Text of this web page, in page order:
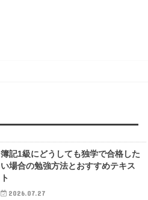
簿記1級にどうしても独学で合格した
い場合の勉強方法とおすすめテキス
ト
2026.07.27